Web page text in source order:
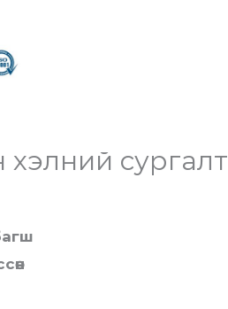
хэлний сургалт